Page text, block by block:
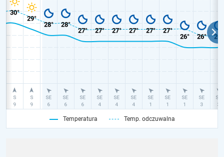
Temperatura Temp. odczuwalna